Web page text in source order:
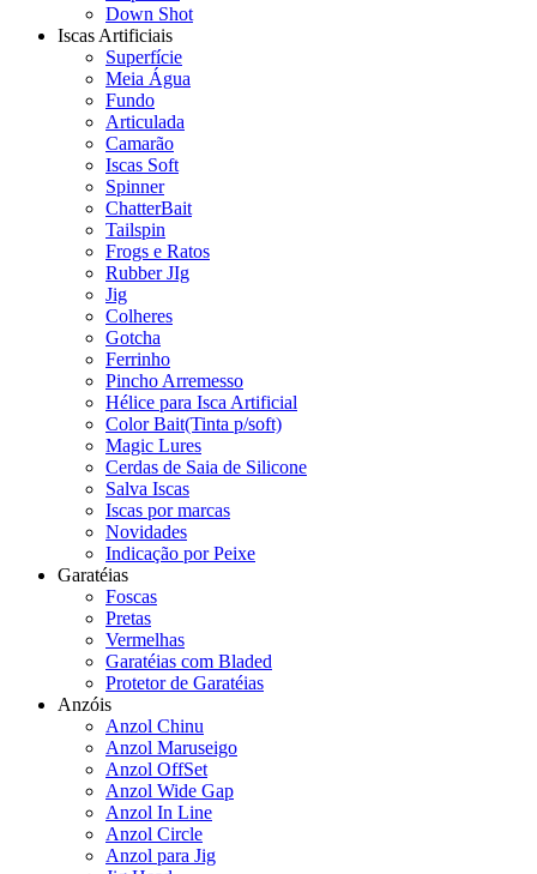
Down Shot
Iscas Artificiais
Superfície
Meia Água
Fundo
Articulada
Camarão
Iscas Soft
Spinner
ChatterBait
Tailspin
Frogs e Ratos
Rubber JIg
Jig
Colheres
Gotcha
Ferrinho
Pincho Arremesso
Hélice para Isca Artificial
Color Bait(Tinta p/soft)
Magic Lures
Cerdas de Saia de Silicone
Salva Iscas
Iscas por marcas
Novidades
Indicação por Peixe
Garatéias
Foscas
Pretas
Vermelhas
Garatéias com Bladed
Protetor de Garatéias
Anzóis
Anzol Chinu
Anzol Maruseigo
Anzol OffSet
Anzol Wide Gap
Anzol In Line
Anzol Circle
Anzol para Jig